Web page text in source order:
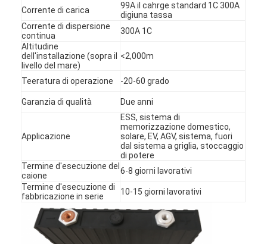
Casa
Prodotti
Corrente di carica
99A il cahrge standard 1C 300A
digiuna tassa
Corrente di dispersione
continua
300A 1C
Altitudine
dell'installazione (sopra il
livello del mare)
<2,000m
Teeratura di operazione -20-60 grado
Garanzia di qualità Due anni
Applicazione
ESS, sistema di
memorizzazione domestico,
solare, EV, AGV, sistema, fuori
dal sistema a griglia, stoccaggio
di potere
Termine d'esecuzione del
caione
6-8 giorni lavorativi
Termine d'esecuzione di
fabbricazione in serie
10-15 giorni lavorativi